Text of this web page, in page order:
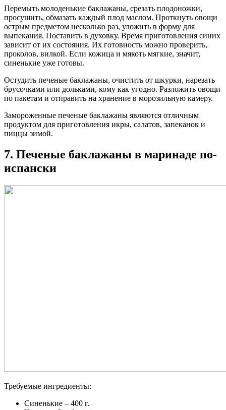
Перемыть молоденькие баклажаны, срезать плодоножки,
просушить, обмазать каждый плод маслом. Проткнуть овощи
острым предметом несколько раз, уложить в форму для
выпекания. Поставить в духовку. Время приготовления синих
зависит от их состояния. Их готовность можно проверить,
проколов, вилкой. Если кожица и мякоть мягкие, значит,
синенькие уже готовы.
Остудить печеные баклажаны, очистить от шкурки, нарезать
брусочками или дольками, кому как угодно. Разложить овощи
по пакетам и отправить на хранение в морозильную камеру.
Замороженные печеные баклажаны являются отличным
продуктом для приготовления икры, салатов, запеканок и
пиццы зимой.
7. Печеные баклажаны в маринаде по-
испански
Требуемые ингредиенты:
Синенькие – 400 г.